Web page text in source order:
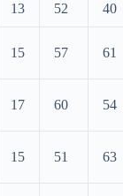
13 52 40
15 57 61
17 60 54
15 51 63